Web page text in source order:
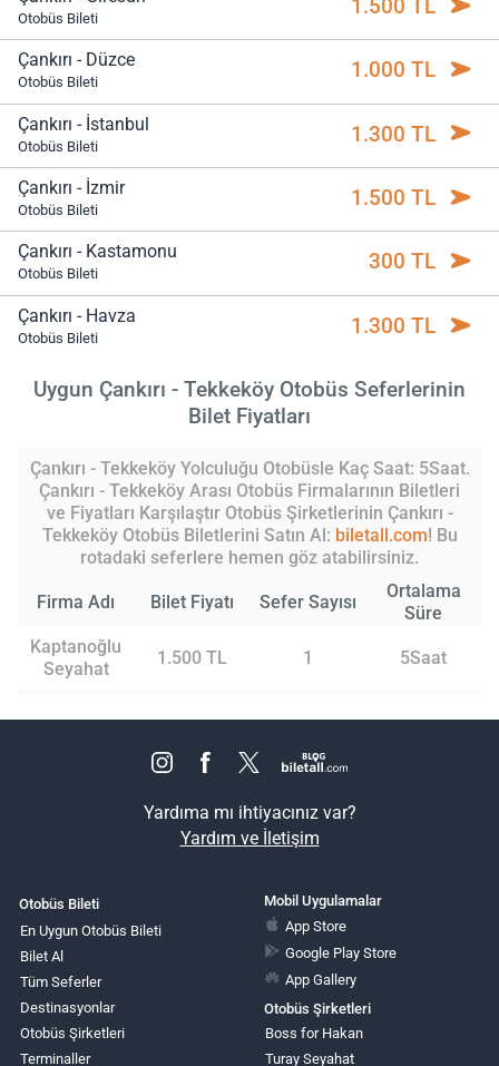
Otobüs Bileti 1.500 TL
Çankırı - Düzce
Otobüs Bileti 1.000 TL
Çankırı - İstanbul
Otobüs Bileti 1.300 TL
Çankırı - İzmir
Otobüs Bileti 1.500 TL
Çankırı - Kastamonu
Otobüs Bileti 300 TL
Çankırı - Havza
Otobüs Bileti 1.300 TL
Uygun Çankırı - Tekkeköy Otobüs Seferlerinin
Bilet Fiyatları
Çankırı - Tekkeköy Yolculuğu Otobüsle Kaç Saat: 5Saat.
Çankırı - Tekkeköy Arası Otobüs Firmalarının Biletleri
ve Fiyatları Karşılaştır Otobüs Şirketlerinin Çankırı -
Tekkeköy Otobüs Biletlerini Satın Al: biletall.com! Bu
rotadaki seferlere hemen göz atabilirsiniz.
Firma Adı Bilet Fiyatı Sefer Sayısı
Ortalama
Süre
Kaptanoğlu
Seyahat
1.500 TL 1 5Saat
Yardıma mı ihtiyacınız var?
Yardım ve İletişim
Otobüs Bileti
En Uygun Otobüs Bileti
Bilet Al
Tüm Seferler
Destinasyonlar
Otobüs Şirketleri
Terminaller
Mobil Uygulamalar
App Store
Google Play Store
App Gallery
Otobüs Şirketleri
Boss for Hakan
Turay Seyahat